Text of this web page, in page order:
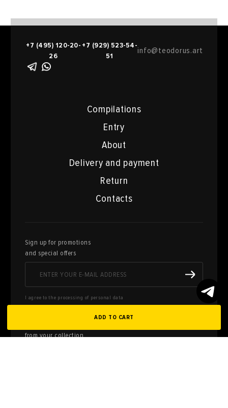
ADD TO CART
Compilations
Entry
About
Delivery and payment
Return
Contacts
+7 (495) 120-20-
26
+7 (929) 523-54-
51
info@teodorus.art
Sign up for promotions
and special offers
I agree to the processing of personal data
from your collection